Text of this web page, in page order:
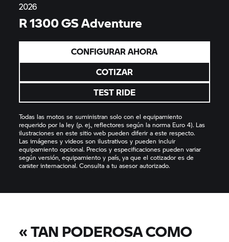
2026
R 1300 GS Adventure
CONFIGURAR AHORA
COTIZAR
TEST RIDE
Todas las motos se suministran solo con el equipamiento
requerido por la ley (p. ej., reflectores según la norma Euro 4). Las
ilustraciones en este sitio web pueden diferir a este respecto.
Las imágenes y videos son ilustrativos y pueden incluir
equipamiento opcional. Precios y especificaciones pueden variar
según versión, equipamiento y país, ya que el cotizador es de
carผter internacional. Consulta a tu asesor autorizado.
«TAN PODEROSA COMO